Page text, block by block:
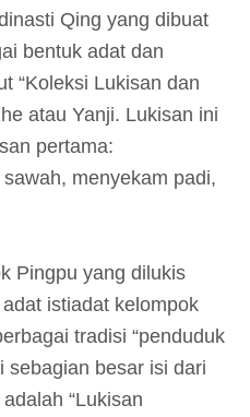
Qing yang dibuat
bentuk adat dan
“Koleksi Lukisan dan
atau Yanji. Lukisan ini
pertama:
menyekam padi,
Pingpu yang dilukis
istiadat kelompok
tradisi “penduduk
sebagian besar isi dari
“Lukisan